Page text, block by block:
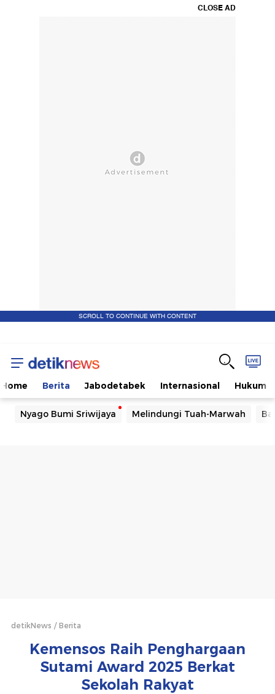
CLOSE AD
SCROLL TO CONTINUE WITH CONTENT
Home Berita Jabodetabek Internasional Hukum
Nyago Bumi Sriwijaya Melindungi Tuah-Marwah
detikNews Berita
Kemensos Raih Penghargaan
Sutami Award 2025 Berkat
Sekolah Rakyat